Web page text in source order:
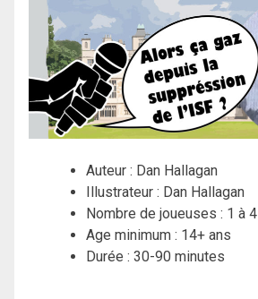
Auteur : Dan Hallagan
Illustrateur : Dan Hallagan
Nombre de joueuses : 1 à 4
Age minimum : 14+ ans
Durée : 30-90 minutes